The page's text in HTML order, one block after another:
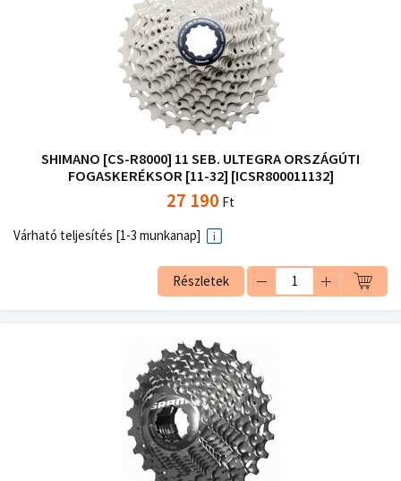
SHIMANO [CS-R8000] 11 SEB. ULTEGRA ORSZÁGÚTI
FOGASKERÉKSOR [11-32] [ICSR800011132]
27 190 Ft
Várható teljesítés [1-3 munkanap]
Részletek